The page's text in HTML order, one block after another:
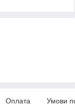
Оплата Умови